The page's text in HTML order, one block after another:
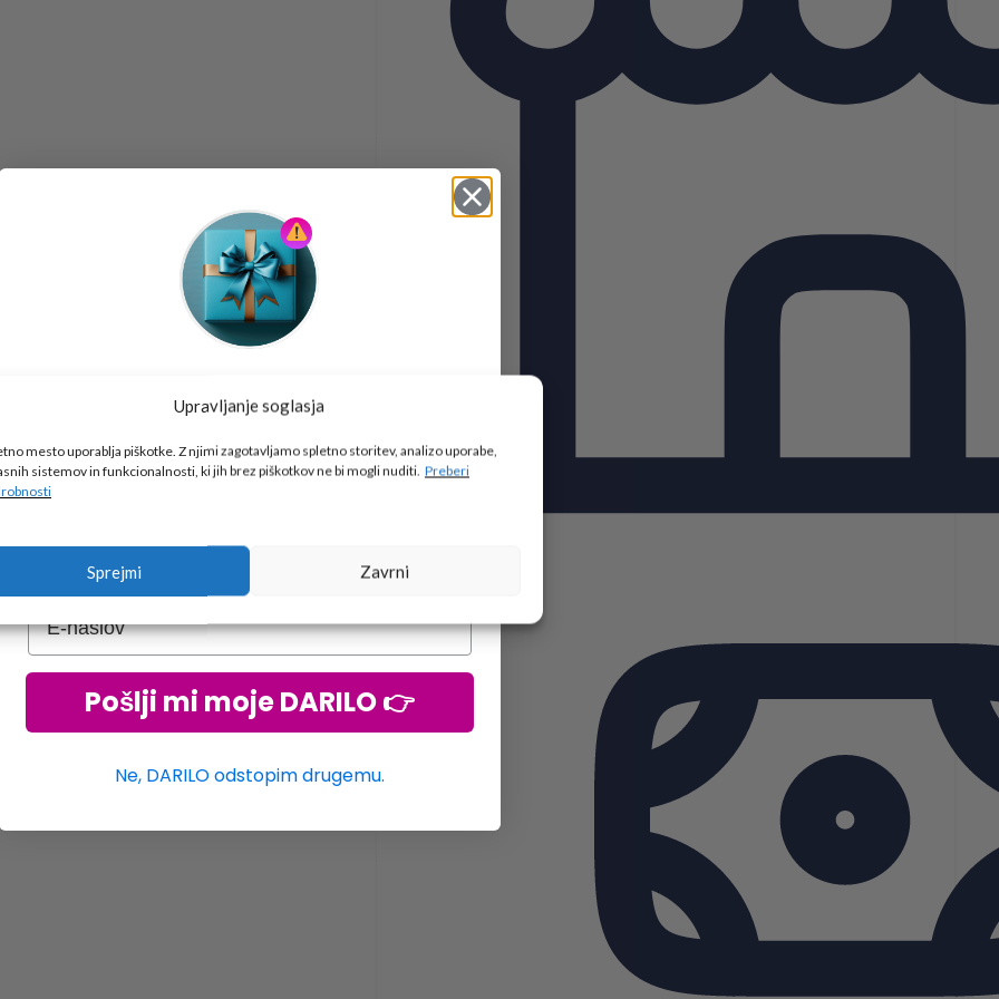
Upravljanje soglasja
mesto uporablja piškotke. Z njimi zagotavljamo spletno storitev, analizo uporabe,
sistemov in funkcionalnosti, ki jih brez piškotkov ne bi mogli nuditi. Preberi
Sprejmi Zavrni
🎁 DARILO
Vpiši podatke za prejem darilain se pridruži
Pošlji mi moje DARILO 👉
Ne, DARILO odstopim drugemu.